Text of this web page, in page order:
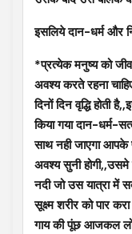
इसलिये दान-धर्म और
*प्रत्येक मनुष्य को
अवश्य करते रहना
दिनों दिन वृद्धि होती
किया गया दान-धर्म-
साथ नही जाएगा
अवश्य सुनी होगी,,उसमे
नदी जो उस यात्रा में
सूक्ष्म शरीर को पार
गाय की पूंछ आजकल